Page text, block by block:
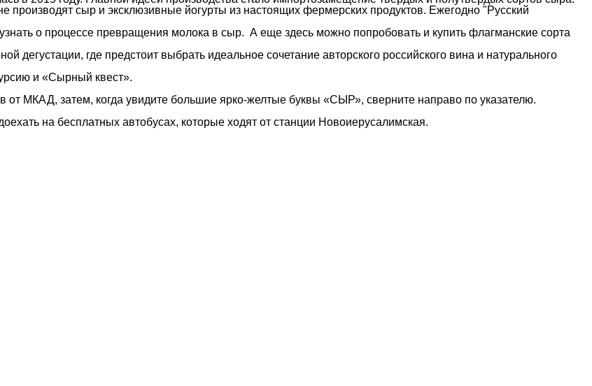
сыр и эксклюзивные йогурты из настоящих фермерских продуктов. Ежегодно "Русский
о процессе превращения молока в сыр. А еще здесь можно попробовать и купить флагманские сорта
где предстоит выбрать идеальное сочетание авторского российского вина и натурального
и «Сырный квест».
МКАД, затем, когда увидите большие ярко-желтые буквы «СЫР», сверните направо по указателю.
на бесплатных автобусах, которые ходят от станции Новоиерусалимская.